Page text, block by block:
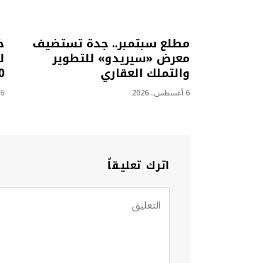
مطلع سبتمبر.. جدة تستضيف
معرض «سيريدو» للتطوير
والتملك العقاري
6 أغسطس، 2026 6 أغسطس، 2026
اترك تعليقاً